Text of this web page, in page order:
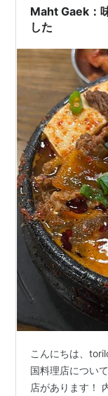
って名前の…
Maht Gaek：
した
こんにちは、
国料理店につい
店があります！